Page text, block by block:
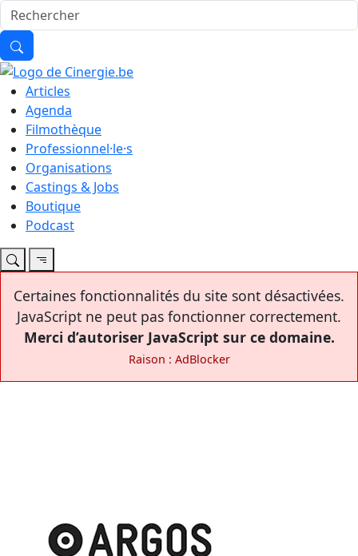
Articles
Agenda
Filmothèque
Professionnel·le·s
Organisations
Castings & Jobs
Boutique
Podcast
Certaines fonctionnalités du site sont désactivées.
JavaScript ne peut pas fonctionner correctement.
Merci d’autoriser JavaScript sur ce domaine.
Raison : AdBlocker